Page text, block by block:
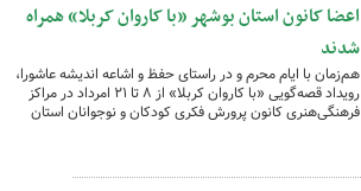
اعضا کانون استان بوشهر «با کاروان کربلا» همراه
شدند
هم‌زمان با ایام محرم و در راستای حفظ و اشاعه اندیشه عاشورا،
رویداد قصه‌گویی «با کاروان کربلا» از ۸ تا ۲۱ امرداد در مراکز
فرهنگی‌هنری کانون پرورش فکری کودکان و نوجوانان استان